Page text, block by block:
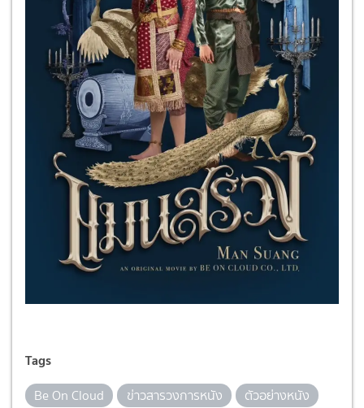
Tags
Be On Cloud ข่าวสารวงการหนัง
ตัวอย่างหนัง